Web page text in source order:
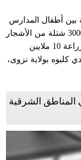
أطفال المدارس
وموظفي شركة أوكسيدنتال عمان لزراعة أكثر من 3000 شتلة من الأشجار
البرية في عدة مواقع، ضمن إطار المبادرة الوطنية لزراعة 10 ملايين
كلبوه بولاية نزوى،
الشرقية